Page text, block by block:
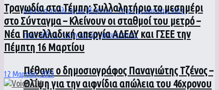
Πέθανε ο δημοσιογράφος Παναγιώτης Τζένος –
Θλίψη για την αιφνίδια απώλεια του 46χρονου
Τραγωδία στα Τέμπη: Συλλαλητήριο το μεσημέρι
στο Σύνταγμα – Κλείνουν οι σταθμοί του μετρό –
Νέα Πανελλαδική απεργία ΑΔΕΔΥ και ΓΣΕΕ την
Πέμπτη 16 Μαρτίου
12 Μαρτίου, 2023